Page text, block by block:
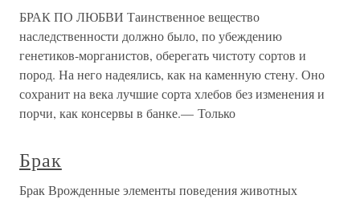
БРАК ПО ЛЮБВИ Таинственное вещество
наследственности должно было, по убеждению
генетиков-морганистов, оберегать чистоту сортов и
пород. На него надеялись, как на каменную стену. Оно
сохранит на века лучшие сорта хлебов без изменения и
порчи, как консервы в банке.— Только
Брак
Брак Врожденные элементы поведения животных